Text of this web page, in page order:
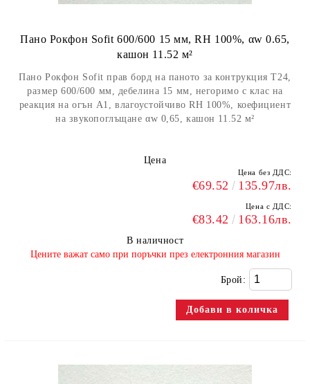
Пано Рокфон Sofit 600/600 15 мм, RH 100%, αw 0.65,
кашон 11.52 м²
Пано Рокфон Sofit прав борд на паното за контрукция Т24,
размер 600/600 мм, дебелина 15 мм, негоримо с клас на
реакция на огън А1, влагоустойчиво RH 100%, коефициент
на звукопоглъщане αw 0,65, кашон 11.52 м²
Цена
Цена без ДДС:
€69.52 135.97лв.
Цена с ДДС:
€83.42 163.16лв.
В наличност
​Цените важат само при поръчки през електронния магазин
Брой: